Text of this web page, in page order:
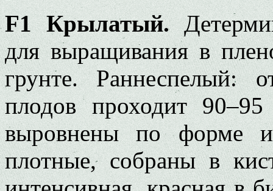
F1 Крылатый.
для выращивания в
грунте. Раннеспелый:
плодов проходит
выровнены по форме и
плотные, собраны в